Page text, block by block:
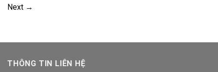
Next →
THÔNG TIN LIÊN HỆ